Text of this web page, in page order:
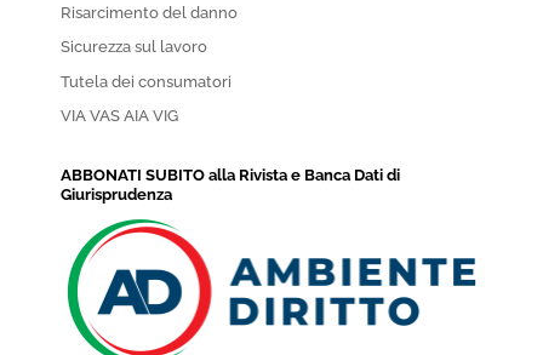
Risarcimento del danno
Sicurezza sul lavoro
Tutela dei consumatori
VIA VAS AIA VIG
ABBONATI SUBITO alla Rivista e Banca Dati di
Giurisprudenza